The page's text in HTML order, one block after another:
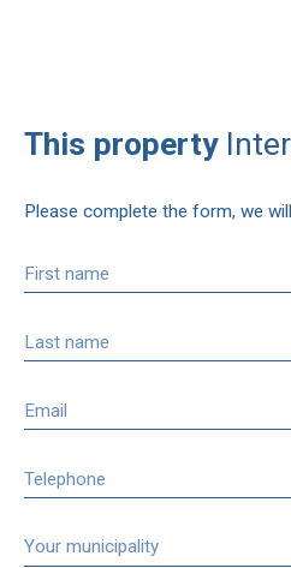
This property
Please complete the form, we
First name
Last name
Email
Telephone
Your municipality